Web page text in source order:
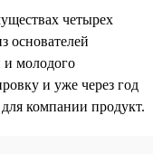
четырех
основателей
и молодого
и уже через год
компании продукт.